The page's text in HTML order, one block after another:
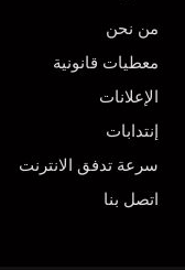
من نحن
معطيات قانونية
الإعلانات
إنتدابات
سرعة تدفق الانترنت
اتصل بنا